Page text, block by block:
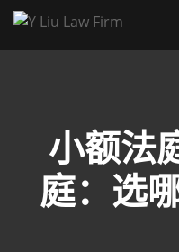
小额法
庭：选